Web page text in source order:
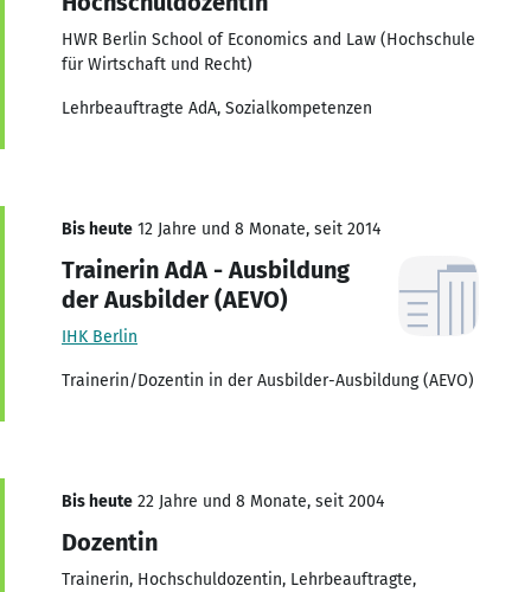
HWR Berlin School of Economics and Law (Hochschule
für Wirtschaft und Recht)
Lehrbeauftragte AdA, Sozialkompetenzen
Bis heute 12 Jahre und 8 Monate, seit 2014
Trainerin AdA - Ausbildung
der Ausbilder (AEVO)
IHK Berlin
Trainerin/Dozentin in der Ausbilder-Ausbildung (AEVO)
Bis heute 22 Jahre und 8 Monate, seit 2004
Dozentin
Trainerin, Hochschuldozentin, Lehrbeauftragte,